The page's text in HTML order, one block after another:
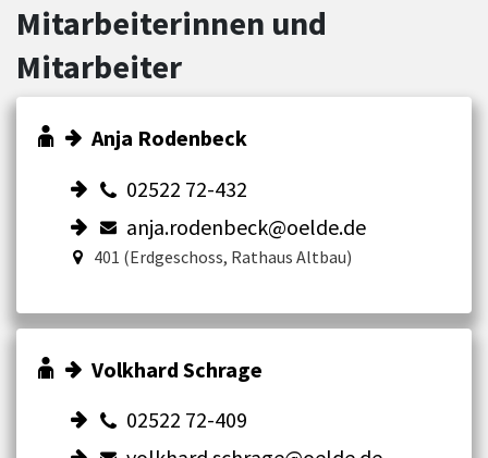
Mitarbeiterinnen und
Mitarbeiter
Anja Rodenbeck
02522 72-432
anja.rodenbeck@oelde.de
401 (Erdgeschoss, Rathaus Altbau)
Volkhard Schrage
02522 72-409